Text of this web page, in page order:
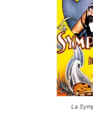
La